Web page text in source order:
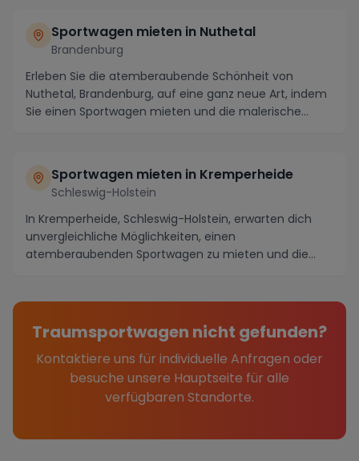
Sportwagen mieten in Nuthetal
Brandenburg
Erleben Sie die atemberaubende Schönheit von
Nuthetal, Brandenburg, auf eine ganz neue Art, indem
Sie einen Sportwagen mieten und die malerische
Sportwagen mieten in Kremperheide
Schleswig-Holstein
In Kremperheide, Schleswig-Holstein, erwarten dich
unvergleichliche Möglichkeiten, einen
atemberaubenden Sportwagen zu mieten und die
Traumsportwagen nicht gefunden?
Kontaktiere uns für individuelle Anfragen oder
besuche unsere Hauptseite für alle
verfügbaren Standorte.